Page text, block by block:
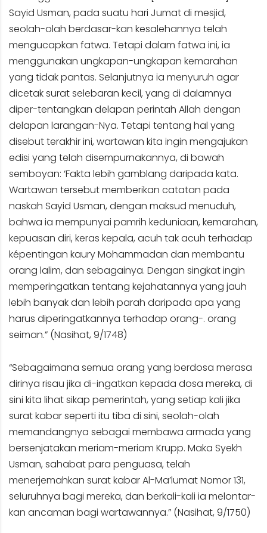
Sayid Usman, pada suatu hari Jumat di mesjid,
seolah-olah berdasar-kan kesalehannya telah
mengucapkan fatwa. Tetapi dalam fatwa ini, ia
menggunakan ungkapan-ungkapan kemarahan
yang tidak pantas. Selanjutnya ia menyuruh agar
dicetak surat selebaran kecil, yang di dalamnya
diper-tentangkan delapan perintah Allah dengan
delapan larangan-Nya. Tetapi tentang hal yang
disebut terakhir ini, wartawan kita ingin mengajukan
edisi yang telah disempurnakannya, di bawah
semboyan: ‘Fakta lebih gamblang daripada kata.
Wartawan tersebut memberikan catatan pada
naskah Sayid Usman, dengan maksud menuduh,
bahwa ia mempunyai pamrih keduniaan, kemarahan,
kepuasan diri, keras kepala, acuh tak acuh terhadap
képentingan kaury Mohammadan dan membantu
orang lalim, dan sebagainya. Dengan singkat ingin
memperingatkan tentang kejahatannya yang jauh
lebih banyak dan lebih parah daripada apa yang
harus diperingatkannya terhadap orang-. orang
seiman.” (Nasihat, 9/1748)
“Sebagaimana semua orang yang berdosa merasa
dirinya risau jika di-ingatkan kepada dosa mereka, di
sini kita lihat sikap pemerintah, yang setiap kali jika
surat kabar seperti itu tiba di sini, seolah-olah
memandangnya sebagai membawa armada yang
bersenjatakan meriam-meriam Krupp. Maka Syekh
Usman, sahabat para penguasa, telah
menerjemahkan surat kabar Al-Ma’lumat Nomor 131,
seluruhnya bagi mereka, dan berkali-kali ia melontar-
kan ancaman bagi wartawannya.” (Nasihat, 9/1750)